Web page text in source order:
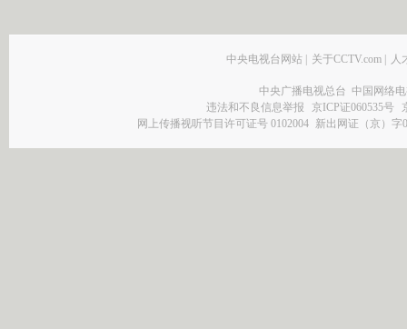
中央电视台网站 | 关于CCTV.com | 人
中央广播电视总台 中国网络
违法和不良信息举报
京ICP证060535号
网上传播视听节目许可证号 0102004 新出网证（京）